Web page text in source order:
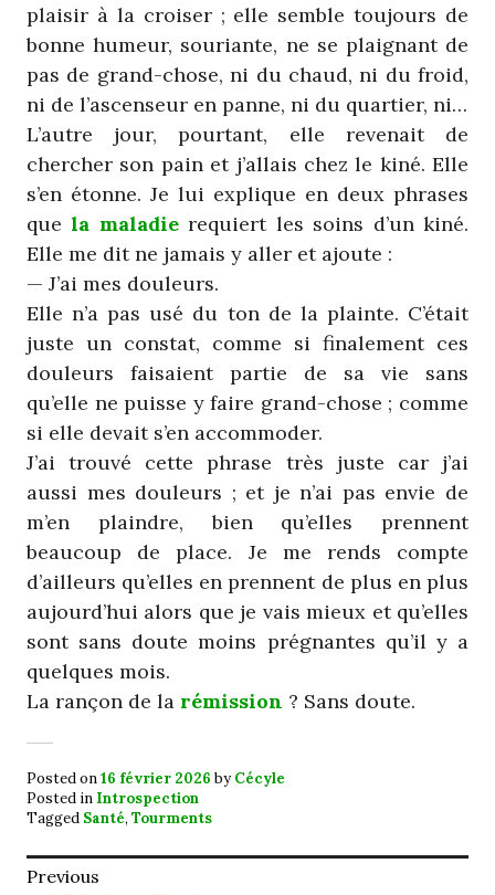
plaisir à la croiser ; elle semble toujours de
bonne humeur, souriante, ne se plaignant de
pas de grand-chose, ni du chaud, ni du froid,
ni de l’ascenseur en panne, ni du quartier, ni…
L’autre jour, pourtant, elle revenait de
chercher son pain et j’allais chez le kiné. Elle
s’en étonne. Je lui explique en deux phrases
quela maladierequiert les soins d’un kiné.
Elle me dit ne jamais y aller et ajoute :
— J’ai mes douleurs.
Elle n’a pas usé du ton de la plainte. C’était
juste un constat, comme si finalement ces
douleurs faisaient partie de sa vie sans
qu’elle ne puisse y faire grand-chose ; comme
si elle devait s’en accommoder.
J’ai trouvé cette phrase très juste car j’ai
aussi mes douleurs ; et je n’ai pas envie de
m’en plaindre, bien qu’elles prennent
beaucoup de place. Je me rends compte
d’ailleurs qu’elles en prennent de plus en plus
aujourd’hui alors que je vais mieux et qu’elles
sont sans doute moins prégnantes qu’il y a
quelques mois.
La rançon de la rémission ? Sans doute.
Posted on16 février 2026 byCécyle
Posted in Introspection
Tagged Santé, Tourments
Navigation
Previous